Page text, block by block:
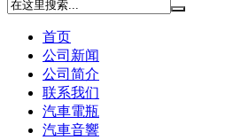
首页
公司新闻
公司简介
联系我们
汽車電瓶
汽車音響